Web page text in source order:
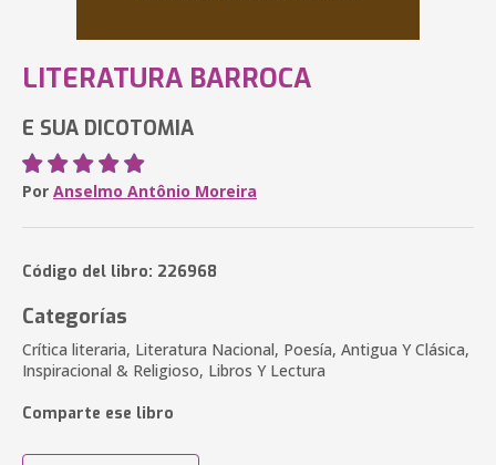
LITERATURA BARROCA
E SUA DICOTOMIA
Por Anselmo Antônio Moreira
Código del libro: 226968
Categorías
Crítica literaria, Literatura Nacional, Poesía, Antigua Y Clásica,
Inspiracional & Religioso, Libros Y Lectura
Comparte ese libro